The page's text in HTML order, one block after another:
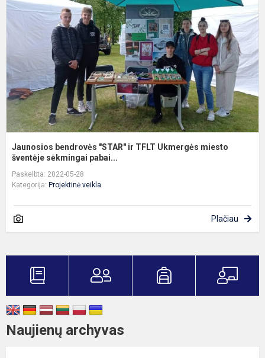
Jaunosios bendrovės "STAR" ir TFLT Ukmergės miesto
šventėje sėkmingai pabai...
Paskelbta: 2022-05-28
Kategorija: Projektinė veikla
Plačiau
Naujienų archyvas